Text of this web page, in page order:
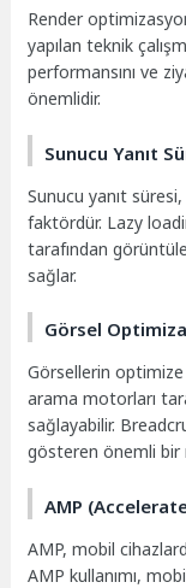
Render
yapılan teknik
performansını ve
önemlidir.
Sunucu Yanıt
Sunucu yanıt
faktördür. Lazy
tarafından
sağlar.
Görsel
Görsellerin optimize
arama motorları
sağlayabilir.
gösteren önemli bir
AMP
AMP, mobil
AMP kullanımı,